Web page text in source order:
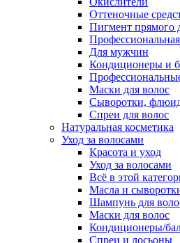
Оттеночные
Пигмент прямого
Для мужчин
Кондиционеры и
Маски для волос
Сыворотки,
Спреи для волос
Натуральная косметика
Уход за волосами
Красота и уход
Уход за волосами
Всё в этой
Масла и
Шампунь для
Маски для волос
Кондиционеры/
Спреи и лосьоны